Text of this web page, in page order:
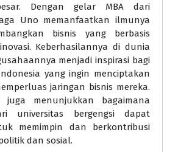
Dengan gelar MBA dari
Uno memanfaatkan ilmunya
bisnis yang berbasis
Keberhasilannya di dunia
menjadi inspirasi bagi
yang ingin menciptakan
jaringan bisnis mereka.
juga menunjukkan bagaimana
universitas bergengsi dapat
memimpin dan berkontribusi
dan sosial.